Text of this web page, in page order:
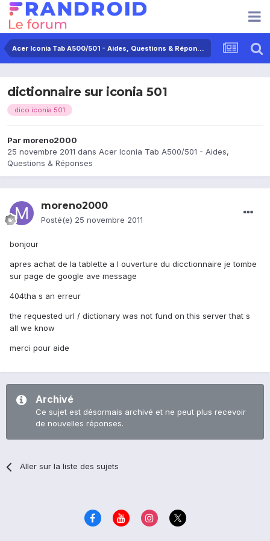
Acer Iconia Tab A500/501 - Aides, Questions & Réponses
dictionnaire sur iconia 501
dico iconia 501
Par moreno2000
25 novembre 2011 dans Acer Iconia Tab A500/501 - Aides,
Questions & Réponses
moreno2000
Posté(e) 25 novembre 2011
bonjour
apres achat de la tablette a l ouverture du dicctionnaire je tombe
sur page de google ave message
404tha s an erreur
the requested url / dictionary was not fund on this server that s
all we know
merci pour aide
Archivé
Ce sujet est désormais archivé et ne peut plus recevoir
de nouvelles réponses.
Aller sur la liste des sujets